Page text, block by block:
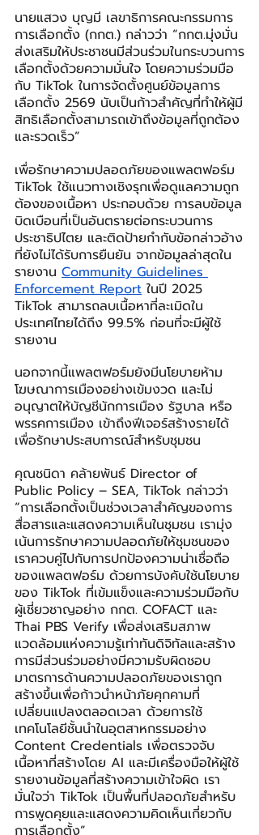
นายแสวง บุญมี เลขาธิการคณะกรรมการ
การเลือกตั้ง (กกต.) กล่าวว่า “กกต.มุ่งมั่น
ส่งเสริมให้ประชาชนมีส่วนร่วมในกระบวนการ
เลือกตั้งด้วยความมั่นใจ โดยความร่วมมือ
กับ TikTok ในการจัดตั้งศูนย์ข้อมูลการ
เลือกตั้ง 2569 นับเป็นก้าวสำคัญที่ทำให้ผู้มี
สิทธิเลือกตั้งสามารถเข้าถึงข้อมูลที่ถูกต้อง
และรวดเร็ว”
เพื่อรักษาความปลอดภัยของแพลตฟอร์ม
TikTok ใช้แนวทางเชิงรุกเพื่อดูแลความถูก
ต้องของเนื้อหา ประกอบด้วย การลบข้อมูล
บิดเบือนที่เป็นอันตรายต่อกระบวนการ
ประชาธิปไตย และติดป้ายกำกับข้อกล่าวอ้าง
ที่ยังไม่ได้รับการยืนยัน จากข้อมูลล่าสุดใน
รายงาน Community Guidelines
Enforcement Report ในปี 2025
TikTok สามารถลบเนื้อหาที่ละเมิดใน
ประเทศไทยได้ถึง 99.5% ก่อนที่จะมีผู้ใช้
รายงาน
นอกจากนี้แพลตฟอร์มยังมีนโยบายห้าม
โฆษณาการเมืองอย่างเข้มงวด และไม่
อนุญาตให้บัญชีนักการเมือง รัฐบาล หรือ
พรรคการเมือง เข้าถึงฟีเจอร์สร้างรายได้
เพื่อรักษาประสบการณ์สำหรับชุมชน
คุณชนิดา คล้ายพันธ์ Director of
Public Policy – SEA, TikTok กล่าวว่า
“การเลือกตั้งเป็นช่วงเวลาสำคัญของการ
สื่อสารและแสดงความเห็นในชุมชน เรามุ่ง
เน้นการรักษาความปลอดภัยให้ชุมชนของ
เราควบคู่ไปกับการปกป้องความน่าเชื่อถือ
ของแพลตฟอร์ม ด้วยการบังคับใช้นโยบาย
ของ TikTok ที่เข้มแข็งและความร่วมมือกับ
ผู้เชี่ยวชาญอย่าง กกต. COFACT และ
Thai PBS Verify เพื่อส่งเสริมสภาพ
แวดล้อมแห่งความรู้เท่าทันดิจิทัลและสร้าง
การมีส่วนร่วมอย่างมีความรับผิดชอบ
มาตรการด้านความปลอดภัยของเราถูก
สร้างขึ้นเพื่อก้าวนำหน้าภัยคุกคามที่
เปลี่ยนแปลงตลอดเวลา ด้วยการใช้
เทคโนโลยีชั้นนำในอุตสาหกรรมอย่าง
Content Credentials เพื่อตรวจจับ
เนื้อหาที่สร้างโดย AI และมีเครื่องมือให้ผู้ใช้
รายงานข้อมูลที่สร้างความเข้าใจผิด เรา
มั่นใจว่า TikTok เป็นพื้นที่ปลอดภัยสำหรับ
การพูดคุยและแสดงความคิดเห็นเกี่ยวกับ